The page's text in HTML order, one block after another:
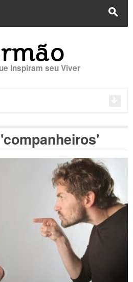
s
Inspiram seu Viver